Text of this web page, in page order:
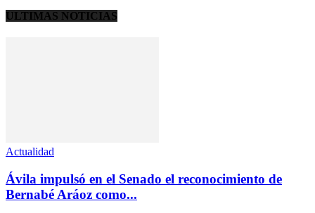
ULTIMAS NOTICIAS
Actualidad
Ávila impulsó en el Senado el reconocimiento de
Bernabé Aráoz como...